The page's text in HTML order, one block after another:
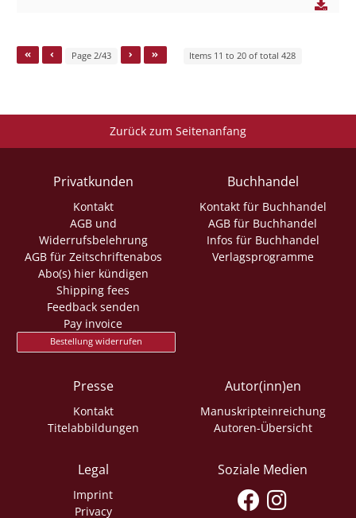
Page 2/43 Items 11 to 20 of total 428
Zurück zum Seitenanfang
Privatkunden
Kontakt
AGB und
Widerrufsbelehrung
AGB für Zeitschriftenabos
Abo(s) hier kündigen
Shipping fees
Feedback senden
Pay invoice
Bestellung widerrufen
Buchhandel
Kontakt für Buchhandel
AGB für Buchhandel
Infos für Buchhandel
Verlagsprogramme
Presse
Kontakt
Titelabbildungen
Autor(inn)en
Manuskripteinreichung
Autoren-Übersicht
Legal
Imprint
Privacy
Soziale Medien